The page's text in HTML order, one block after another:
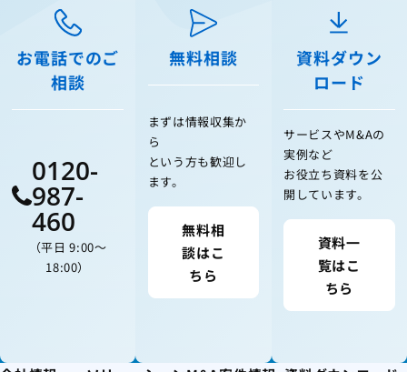
お電話でのご
相談
0120-
987-
460
（平日 9:00〜
18:00）
無料相談
まずは情報収集か
ら
という方も歓迎し
ます。
無料相
談はこ
ちら
資料ダウン
ロード
サービスやM&Aの
実例など
お役立ち資料を公
開しています。
資料一
覧はこ
ちら